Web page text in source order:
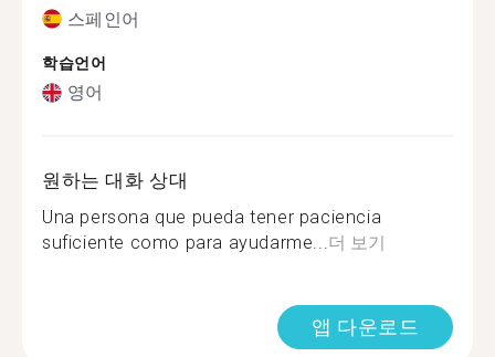
스페인어
학습언어
영어
원하는 대화 상대
Una persona que pueda tener paciencia
suficiente como para ayudarme...더 보기
앱 다운로드